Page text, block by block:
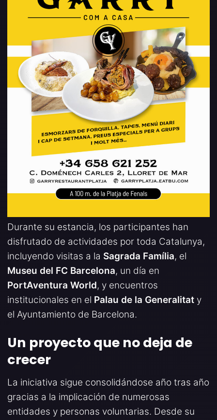
Durante su estancia, los participantes han
disfrutado de actividades por toda Catalunya,
incluyendo visitas a la Sagrada Família, el
Museu del FC Barcelona, un día en
PortAventura World, y encuentros
institucionales en el Palau de la Generalitat y
el Ayuntamiento de Barcelona.
Un proyecto que no deja de
crecer
La iniciativa sigue consolidándose año tras año
gracias a la implicación de numerosas
entidades y personas voluntarias. Desde su